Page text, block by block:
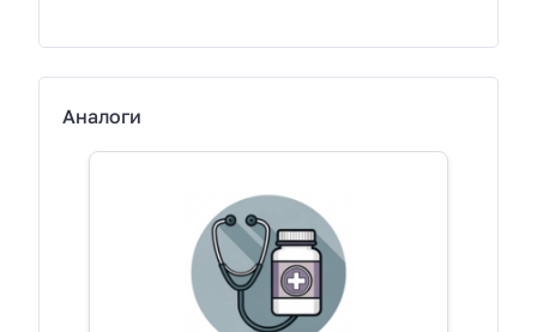
Аналоги